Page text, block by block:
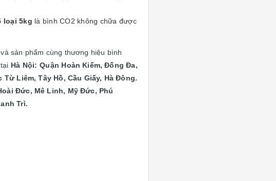
loại 5kg là bình CO2 không chữa được
và sản phẩm cùng thương hiệu bình
Hà Nội: Quận Hoàn Kiếm, Đống Đa,
Liêm, Tây Hồ, Cầu Giấy, Hà Đông.
Đức, Mê Linh, Mỹ Đức, Phú
Trì.